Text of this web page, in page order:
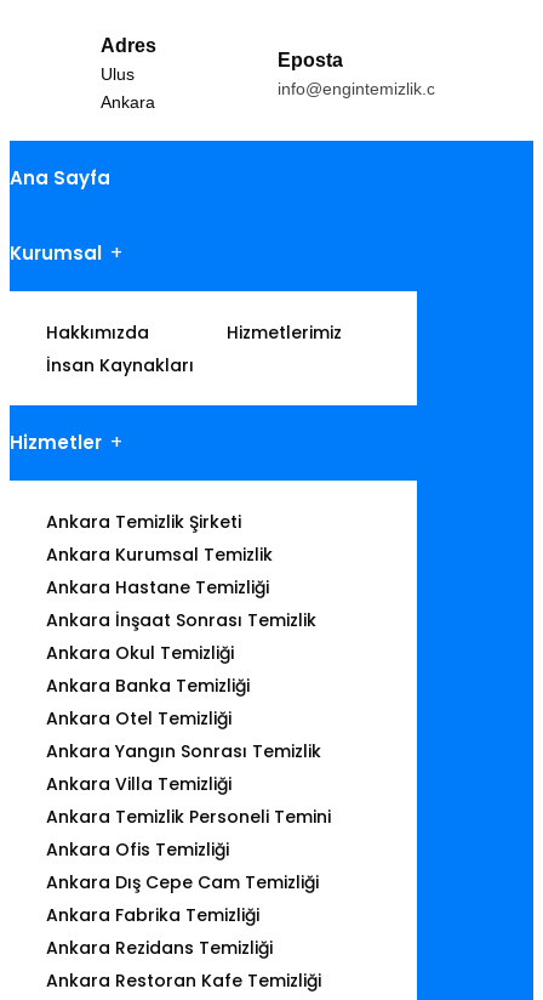
Adres
Ulus
Ankara
Eposta
info@engintemizlik.com
Ana Sayfa
Kurumsal
Hakkımızda
Hizmetlerimiz
İnsan Kaynakları
Hizmetler
Ankara Temizlik Şirketi
Ankara Kurumsal Temizlik
Ankara Hastane Temizliği
Ankara İnşaat Sonrası Temizlik
Ankara Okul Temizliği
Ankara Banka Temizliği
Ankara Otel Temizliği
Ankara Yangın Sonrası Temizlik
Ankara Villa Temizliği
Ankara Temizlik Personeli Temini
Ankara Ofis Temizliği
Ankara Dış Cepe Cam Temizliği
Ankara Fabrika Temizliği
Ankara Rezidans Temizliği
Ankara Restoran Kafe Temizliği